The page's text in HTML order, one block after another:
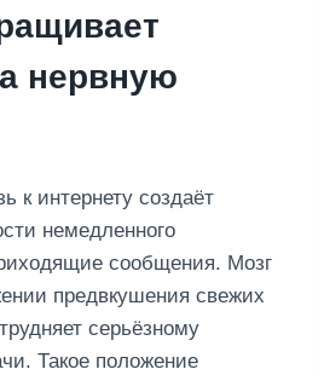
нервную
к интернету создаёт
немедленного
сообщения. Мозг
предвкушения свежих
серьёзному
Такое положение